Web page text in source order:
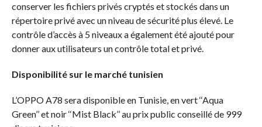
conserver les fichiers privés cryptés et stockés dans un
répertoire privé avec un niveau de sécurité plus élevé. Le
contrôle d’accès à 5 niveaux a également été ajouté pour
donner aux utilisateurs un contrôle total et privé.
Disponibilité sur le marché tunisien
L’OPPO A78 sera disponible en Tunisie, en vert ‘‘Aqua
Green’’ et noir ‘‘Mist Black’’ au prix public conseillé de 999